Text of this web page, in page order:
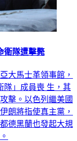
隊遭擊斃
大馬士革領事館，
隊」成員喪 生，其
擊。以色列繼美國
朗將指使真主黨，
德黑蘭也發起大規